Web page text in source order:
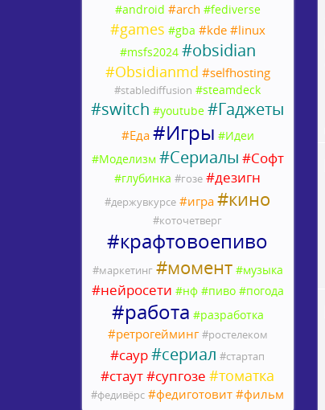
#android #arch #fediverse
#games #gba #kde #linux
#msfs2024 #obsidian
#Obsidianmd #selfhosting
#stablediffusion #steamdeck
#switch #youtube #Гаджеты
#Еда #Игры #Идеи
#Моделизм #Сериалы #Софт
#глубинка #гозе #дезигн
#держувкурсе #игра #кино
#коточетверг
#крафтовоепиво
#маркетинг #момент #музыка
#нейросети #нф #пиво #погода
#работа #разработка
#ретрогейминг #ростелеком
#саур#сериал #стартап
#стаут#супгозе #томатка
#федивёрс #федиготовит #фильм